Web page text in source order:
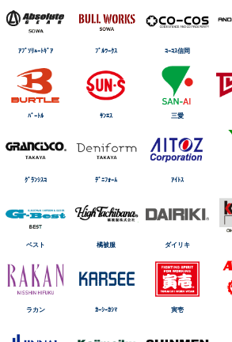
ｱﾌﾞｿﾘｭｰﾄｷﾞｱ ﾌﾞﾙﾜｰｸｽ ｺｰｺｽ信岡
ﾊﾞｰﾄﾙ ｻﾝｴｽ 三愛
ｸﾞﾗﾝｼｽｺ ﾃﾞﾆﾌｫｰﾑ ｱｲﾄｽ
ベスト 橘被服 ダイリキ
ラカン ｶｰｼｰｶｼﾏ 寅壱